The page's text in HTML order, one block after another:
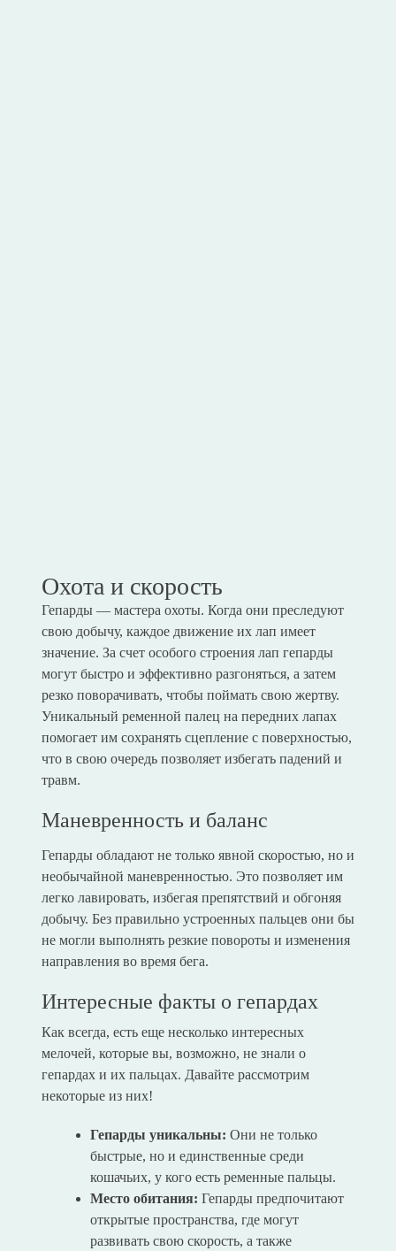
Охота и скорость
Гепарды — мастера охоты. Когда они преследуют
свою добычу, каждое движение их лап имеет
значение. За счет особого строения лап гепарды
могут быстро и эффективно разгоняться, а затем
резко поворачивать, чтобы поймать свою жертву.
Уникальный ременной палец на передних лапах
помогает им сохранять сцепление с поверхностью,
что в свою очередь позволяет избегать падений и
травм.
Маневренность и баланс
Гепарды обладают не только явной скоростью, но и
необычайной маневренностью. Это позволяет им
легко лавировать, избегая препятствий и обгоняя
добычу. Без правильно устроенных пальцев они бы
не могли выполнять резкие повороты и изменения
направления во время бега.
Интересные факты о гепардах
Как всегда, есть еще несколько интересных
мелочей, которые вы, возможно, не знали о
гепардах и их пальцах. Давайте рассмотрим
некоторые из них!
Гепарды уникальны: Они не только
быстрые, но и единственные среди
кошачьих, у кого есть ременные пальцы.
Место обитания: Гепарды предпочитают
открытые пространства, где могут
развивать свою скорость, а также